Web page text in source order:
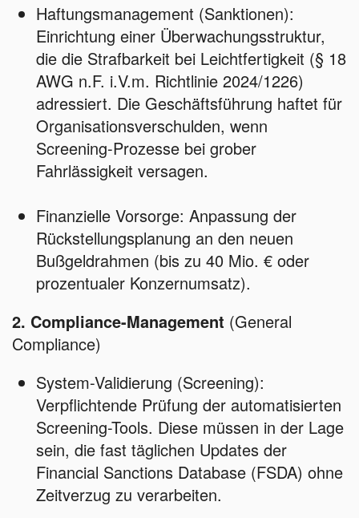
Haftungsmanagement (Sanktionen):
Einrichtung einer Überwachungsstruktur,
die die Strafbarkeit bei Leichtfertigkeit (§ 18
AWG n.F. i.V.m. Richtlinie 2024/1226)
adressiert. Die Geschäftsführung haftet für
Organisationsverschulden, wenn
Screening-Prozesse bei grober
Fahrlässigkeit versagen.
Finanzielle Vorsorge: Anpassung der
Rückstellungsplanung an den neuen
Bußgeldrahmen (bis zu 40 Mio. € oder
prozentualer Konzernumsatz).
2. Compliance-Management (General
Compliance)
System-Validierung (Screening):
Verpflichtende Prüfung der automatisierten
Screening-Tools. Diese müssen in der Lage
sein, die fast täglichen Updates der
Financial Sanctions Database (FSDA) ohne
Zeitverzug zu verarbeiten.